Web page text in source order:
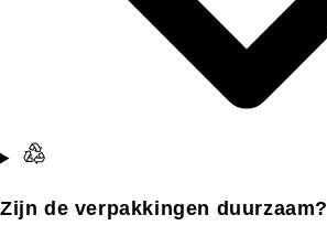
Zijn de verpakkingen duurzaam?